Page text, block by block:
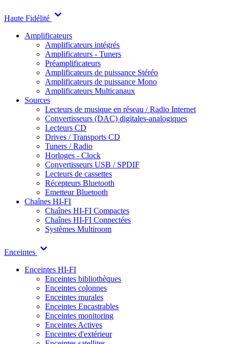
Haute Fidélité
Amplificateurs
Amplificateurs intégrés
Amplificateurs - Tuners
Préamplificateurs
Amplificateurs de puissance Stéréo
Amplificateurs de puissance Mono
Amplificateurs Multicanaux
Sources
Lecteurs de musique en réseau / Radio Internet
Convertisseurs (DAC) digitales-analogiques
Lecteurs CD
Drives / Transports CD
Tuners / Radio
Horloges - Clock
Convertisseurs USB / SPDIF
Lecteurs de cassettes
Récepteurs Bluetooth
Emetteur Bluetooth
Chaînes HI-FI
Chaînes HI-FI Compactes
Chaînes HI-FI Connectées
Systèmes Multiroom
Enceintes
Enceintes HI-FI
Enceintes bibliothèques
Enceintes colonnes
Enceintes murales
Enceintes Encastrables
Enceintes monitoring
Enceintes Actives
Enceintes d'extérieur